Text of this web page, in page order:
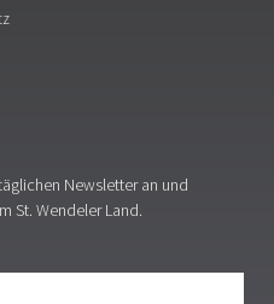
Newsletter an und
St. Wendeler Land.